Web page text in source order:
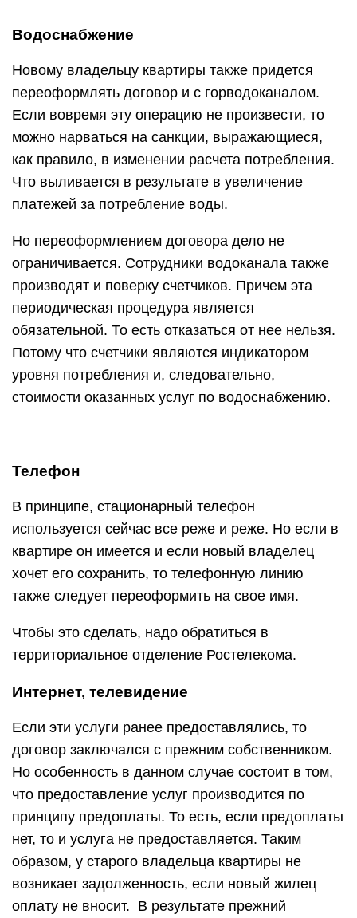
Водоснабжение
Новому владельцу квартиры также придется
переоформлять договор и с горводоканалом.
Если вовремя эту операцию не произвести, то
можно нарваться на санкции, выражающиеся,
как правило, в изменении расчета потребления.
Что выливается в результате в увеличение
платежей за потребление воды.
Но переоформлением договора дело не
ограничивается. Сотрудники водоканала также
производят и поверку счетчиков. Причем эта
периодическая процедура является
обязательной. То есть отказаться от нее нельзя.
Потому что счетчики являются индикатором
уровня потребления и, следовательно,
стоимости оказанных услуг по водоснабжению.
Телефон
В принципе, стационарный телефон
используется сейчас все реже и реже. Но если в
квартире он имеется и если новый владелец
хочет его сохранить, то телефонную линию
также следует переоформить на свое имя.
Чтобы это сделать, надо обратиться в
территориальное отделение Ростелекома.
Интернет, телевидение
Если эти услуги ранее предоставлялись, то
договор заключался с прежним собственником.
Но особенность в данном случае состоит в том,
что предоставление услуг производится по
принципу предоплаты. То есть, если предоплаты
нет, то и услуга не предоставляется. Таким
образом, у старого владельца квартиры не
возникает задолженность, если новый жилец
оплату не вносит. В результате прежний